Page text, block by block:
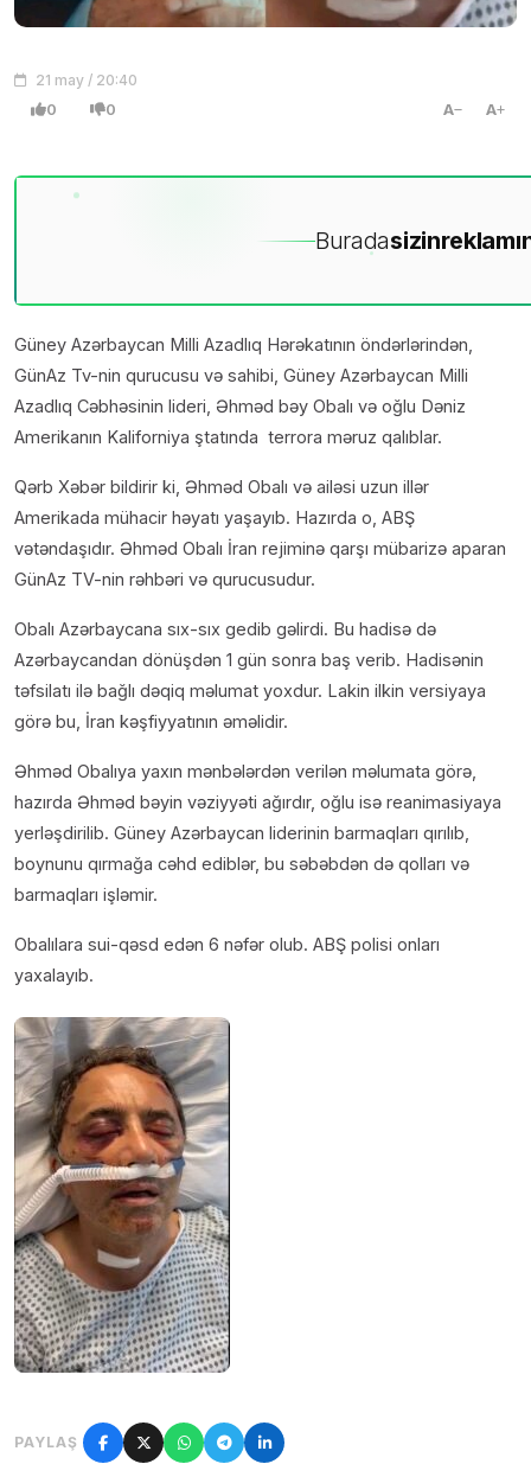
21 may / 20:40
0 0 A A
Buradasizin
Güney Azərbaycan Milli Azadlıq Hərəkatının öndərlərindən,
GünAz Tv-nin qurucusu və sahibi, Güney Azərbaycan Milli
Azadlıq Cəbhəsinin lideri, Əhməd bəy Obalı və oğlu Dəniz
Amerikanın Kaliforniya ştatında terrora məruz qalıblar.
Qərb Xəbər bildirir ki, Əhməd Obalı və ailəsi uzun illər
Amerikada mühacir həyatı yaşayıb. Hazırda o, ABŞ
vətəndaşıdır. Əhməd Obalı İran rejiminə qarşı mübarizə aparan
GünAz TV-nin rəhbəri və qurucusudur.
Obalı Azərbaycana sıx-sıx gedib gəlirdi. Bu hadisə də
Azərbaycandan dönüşdən 1 gün sonra baş verib. Hadisənin
təfsilatı ilə bağlı dəqiq məlumat yoxdur. Lakin ilkin versiyaya
görə bu, İran kəşfiyyatının əməlidir.
Əhməd Obalıya yaxın mənbələrdən verilən məlumata görə,
hazırda Əhməd bəyin vəziyyəti ağırdır, oğlu isə reanimasiyaya
yerləşdirilib. Güney Azərbaycan liderinin barmaqları qırılıb,
boynunu qırmağa cəhd ediblər, bu səbəbdən də qolları və
barmaqları işləmir.
Obalılara sui-qəsd edən 6 nəfər olub. ABŞ polisi onları
yaxalayıb.
PAYLAŞ